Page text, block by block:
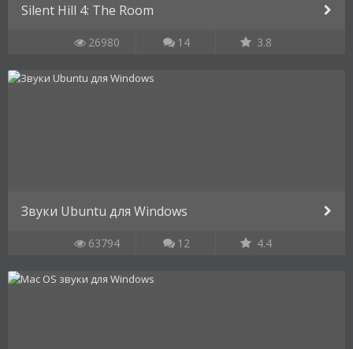
Silent Hill 4: The Room
26980 14 3.8
Звуки Ubuntu для Windows
63794 12 4.4